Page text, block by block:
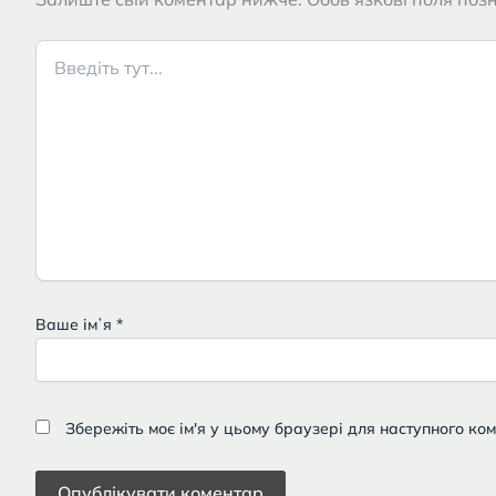
Введіть
тут...
Ваше імʼя *
Збережіть моє ім'я у цьому браузері для наступного